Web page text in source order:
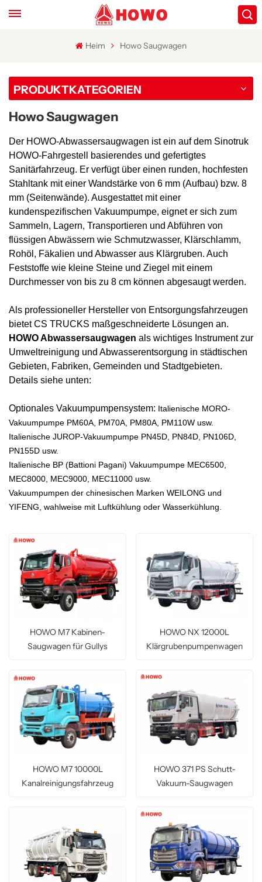
Heim Howo Saugwagen
PRODUKTKATEGORIEN
Howo Saugwagen
Der HOWO-Abwassersaugwagen ist ein auf dem Sinotruk
HOWO-Fahrgestell basierendes und gefertigtes
Sanitärfahrzeug. Er verfügt über einen runden, hochfesten
Stahltank mit einer Wandstärke von 6 mm (Aufbau) bzw. 8
mm (Seitenwände). Ausgestattet mit einer
kundenspezifischen Vakuumpumpe, eignet er sich zum
Sammeln, Lagern, Transportieren und Abführen von
flüssigen Abwässern wie Schmutzwasser, Klärschlamm,
Rohöl, Fäkalien und Abwasser aus Klärgruben. Auch
Feststoffe wie kleine Steine ​​und Ziegel mit einem
Durchmesser von bis zu 8 cm können abgesaugt werden.
Als professioneller Hersteller von Entsorgungsfahrzeugen
bietet CS TRUCKS maßgeschneiderte Lösungen an.
HOWO Abwassersaugwagen als wichtiges Instrument zur
Umweltreinigung und Abwasserentsorgung in städtischen
Gebieten, Fabriken, Gemeinden und Stadtgebieten.
Details siehe unten:
Optionales Vakuumpumpensystem: Italienische MORO-
Vakuumpumpe PM60A, PM70A, PM80A, PM110W usw.
Italienische JUROP-Vakuumpumpe PN45D, PN84D, PN106D,
PN155D usw.
Italienische BP (Battioni Pagani) Vakuumpumpe MEC6500,
MEC8000, MEC9000, MEC11000 usw.
Vakuumpumpen der chinesischen Marken WEILONG und
YIFENG, wahlweise mit Luftkühlung oder Wasserkühlung.
HOWO M7 Kabinen-
Saugwagen für Gullys
HOWO NX 12000L
Klärgrubenpumpenwagen
HOWO M7 10000L
Kanalreinigungsfahrzeug
HOWO 371 PS Schutt-
Vakuum-Saugwagen